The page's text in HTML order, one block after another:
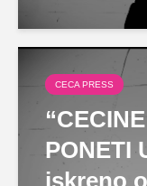
CECA PRESS
PONETI
iskreno